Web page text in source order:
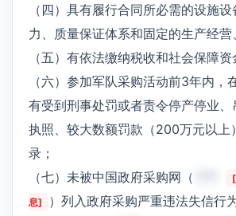
（四）具有履行合同所必需的设施
力、质量保证体系和固定的生产经营
（五）有依法缴纳税收和社会保障资
（六）参加军队采购活动前3年内，
有受到刑事处罚或者责令停产停业
执照、较大数额罚款（200万元以上
录；
（七）未被中国政府采购网（
息]
）列入政府采购严重违法失信行